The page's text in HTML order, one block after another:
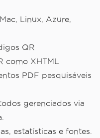
Linux, Azure,
QR
como XHTML
PDF pesquisáveis
gerenciados via
estatísticas e fontes.